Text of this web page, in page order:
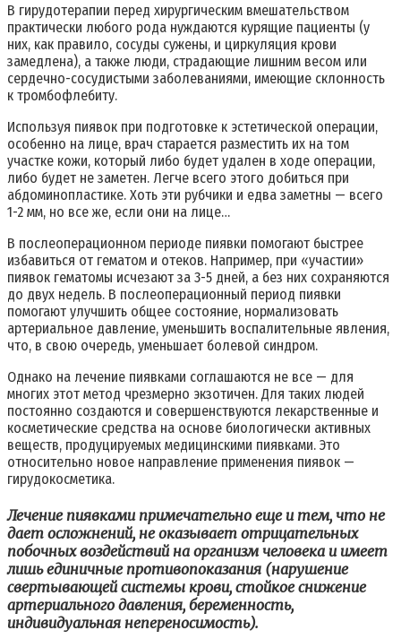
В гирудотерапии перед хирургическим вмешательством
практически любого рода нуждаются курящие пациенты (у
них, как правило, сосуды сужены, и циркуляция крови
замедлена), а также люди, страдающие лишним весом или
сердечно-сосудистыми заболеваниями, имеющие склонность
к тромбофлебиту.
Используя пиявок при подготовке к эстетической операции,
особенно на лице, врач старается разместить их на том
участке кожи, который либо будет удален в ходе операции,
либо будет не заметен. Легче всего этого добиться при
абдоминопластике. Хоть эти рубчики и едва заметны — всего
1-2 мм, но все же, если они на лице…
В послеоперационном периоде пиявки помогают быстрее
избавиться от гематом и отеков. Например, при «участии»
пиявок гематомы исчезают за 3-5 дней, а без них сохраняются
до двух недель. В послеоперационный период пиявки
помогают улучшить общее состояние, нормализовать
артериальное давление, уменьшить воспалительные явления,
что, в свою очередь, уменьшает болевой синдром.
Однако на лечение пиявками соглашаются не все — для
многих этот метод чрезмерно экзотичен. Для таких людей
постоянно создаются и совершенствуются лекарственные и
косметические средства на основе биологически активных
веществ, продуцируемых медицинскими пиявками. Это
относительно новое направление применения пиявок —
гирудокосметика.
Лечение пиявками примечательно еще и тем, что не
дает осложнений, не оказывает отрицательных
побочных воздействий на организм человека и имеет
лишь единичные противопоказания (нарушение
свертывающей системы крови, стойкое снижение
артериального давления, беременность,
индивидуальная непереносимость).